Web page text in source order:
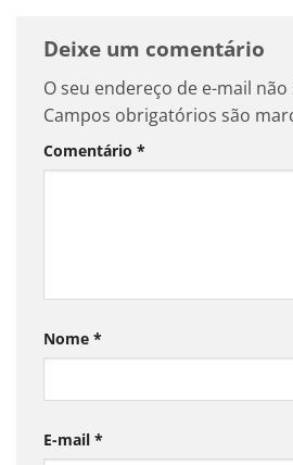
Deixe um comentário
O seu endereço de e-mail
Campos obrigatórios são
Comentário *
Nome *
E-mail *